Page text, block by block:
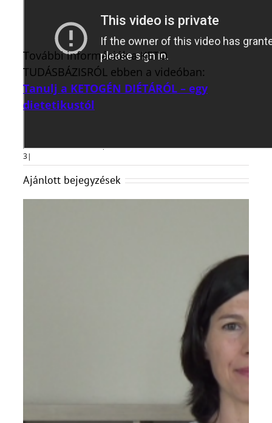
További információk a KETO
TUDÁSBÁZISRÓL ebben a videóban:
Tanulj a KETOGÉN DIÉTÁRÓL – egy
dietetikustól
3|
Ajánlott bejegyzések